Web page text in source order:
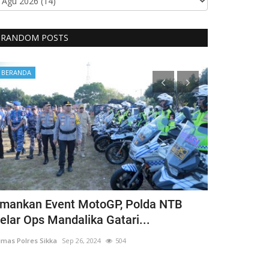
RANDOM POSTS
BERANDA
Event MotoGP, Polda NTB
Ops Mandalika Gatari...
Polres Sikka Sep 26, 2024 504